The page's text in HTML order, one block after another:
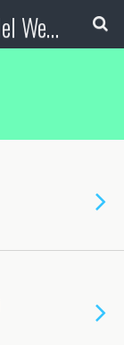
Booking Blog™ - Il blog del Web Marketing Turistico